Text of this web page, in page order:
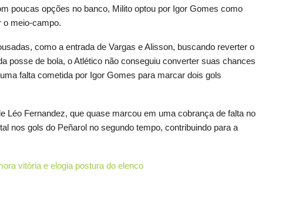
poucas opções no banco, Milito optou por Igor Gomes como
o meio-campo.
como a entrada de Vargas e Alisson, buscando reverter o
posse de bola, o Atlético não conseguiu converter suas chances
falta cometida por Igor Gomes para marcar dois gols
Léo Fernandez, que quase marcou em uma cobrança de falta no
nos gols do Peñarol no segundo tempo, contribuindo para a
vitória e elogia postura do elenco